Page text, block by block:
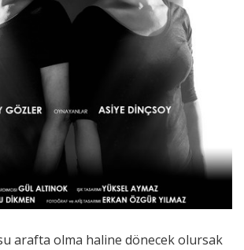
arafta olma haline dönecek olursak